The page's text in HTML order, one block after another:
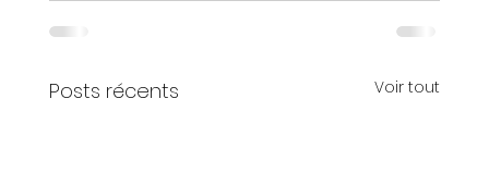
Posts récents Voir tout